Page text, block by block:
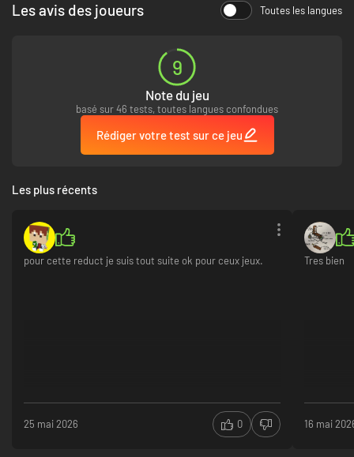
Les avis des joueurs Toutes les langues
9
Note du jeu
basé sur 46 tests, toutes langues confondues
Rédiger votre test sur ce jeu
Les plus récents
pour cette reduct je suis tout suite ok pour ceux jeux.
25 mai 2026 0
Tres bien
16 mai